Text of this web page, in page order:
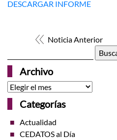
DESCARGAR INFORME
Noticia Anterior
Archivo
Archivo
Categorías
Actualidad
CEDATOS al Día